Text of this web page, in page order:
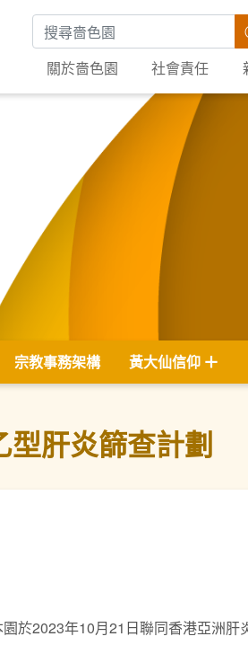
搜尋關鍵字
關於嗇色園
社會責任
宗教事務架構 黃大仙信仰
型肝炎篩查計劃
於2023年10月21日聯同香港亞洲